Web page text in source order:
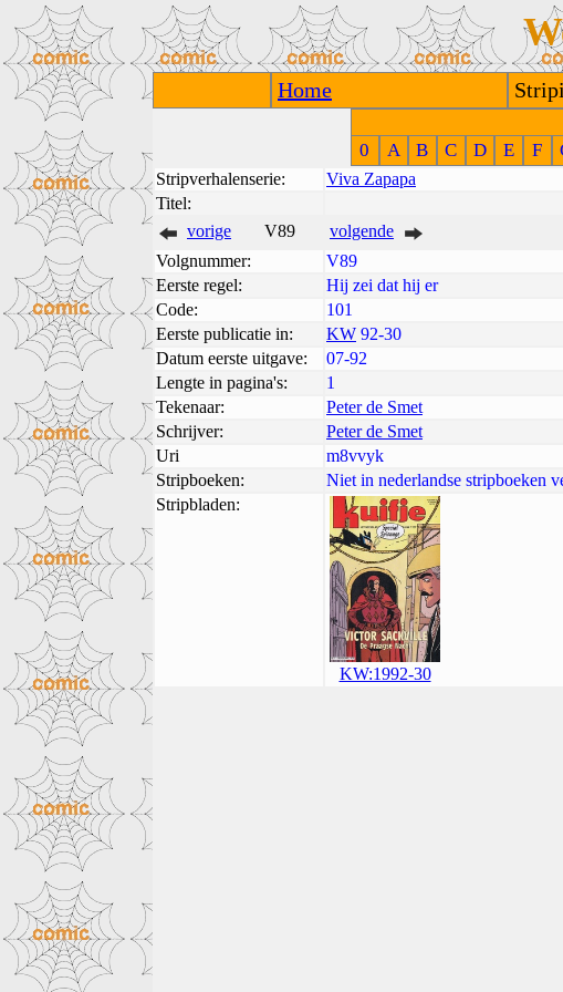
Home
0 A B C D E F
Stripverhalenserie:
Viva Zapapa
Titel:
vorige
V89
volgende
Volgnummer:
V89
Eerste regel:
Hij zei dat hij er
Code:
101
Eerste publicatie in:
KW 92-30
Datum eerste uitgave:
07-92
Lengte in pagina's:
1
Tekenaar:
Peter de Smet
Schrijver:
Peter de Smet
Uri
m8vvyk
Stripboeken:
Niet in nederlandse stripboeken
Stripbladen:
KW:1992-30